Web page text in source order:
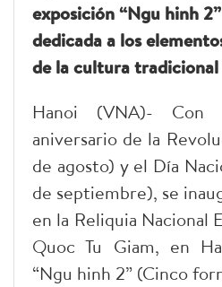
exposición “Ngu hinh
dedicada a los
de la cultura
Hanoi (VNA)-
aniversario de la
de agosto) y el Día
de septiembre), se
en la Reliquia Nacional
Quoc Tu Giam, en
“Ngu hinh 2” (Cinco